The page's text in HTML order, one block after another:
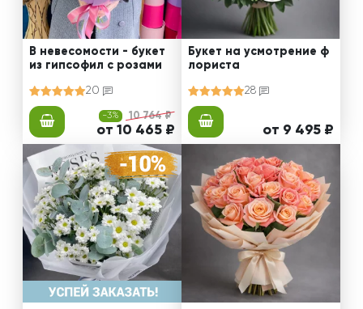
В невесомости - букет
из гипсофил с розами
20
-3% 10 764 ₽
от 10 465 ₽
Букет на усмотрение ф
лориста
28
от 9 495 ₽